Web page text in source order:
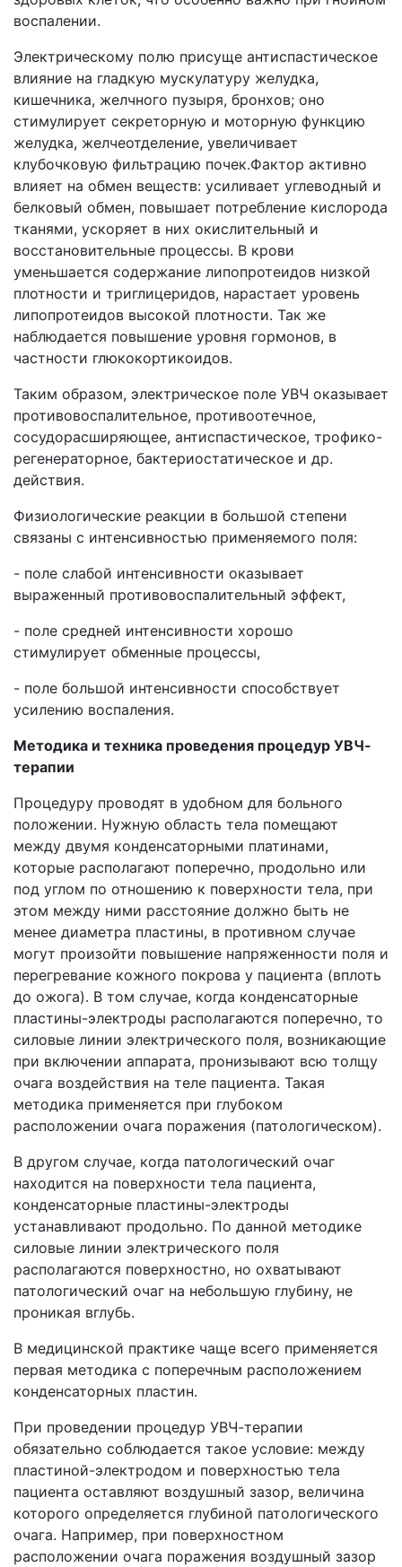
воспалении.
Электрическому полю присуще антиспастическое
влияние на гладкую мускулатуру желудка,
кишечника, желчного пузыря, бронхов; оно
стимулирует секреторную и моторную функцию
желудка, желчеотделение, увеличивает
клубочковую фильтрацию почек.Фактор активно
влияет на обмен веществ: усиливает углеводный и
белковый обмен, повышает потребление кислорода
тканями, ускоряет в них окислительный и
восстановительные процессы. В крови
уменьшается содержание липопротеидов низкой
плотности и триглицеридов, нарастает уровень
липопротеидов высокой плотности. Так же
наблюдается повышение уровня гормонов, в
частности глюкокортикоидов.
Таким образом, электрическое поле УВЧ оказывает
противовоспалительное, противоотечное,
сосудорасширяющее, антиспастическое, трофико-
регенераторное, бактериостатическое и др.
действия.
Физиологические реакции в большой степени
связаны с интенсивностью применяемого поля:
- поле слабой интенсивности оказывает
выраженный противовоспалительный эффект,
- поле средней интенсивности хорошо
стимулирует обменные процессы,
- поле большой интенсивности способствует
усилению воспаления.
Методика и техника проведения процедур УВЧ-
терапии
Процедуру проводят в удобном для больного
положении. Нужную область тела помещают
между двумя конденсаторными платинами,
которые располагают поперечно, продольно или
под углом по отношению к поверхности тела, при
этом между ними расстояние должно быть не
менее диаметра пластины, в противном случае
могут произойти повышение напряженности поля и
перегревание кожного покрова у пациента (вплоть
до ожога). В том случае, когда конденсаторные
пластины-электроды располагаются поперечно, то
силовые линии электрического поля, возникающие
при включении аппарата, пронизывают всю толщу
очага воздействия на теле пациента. Такая
методика применяется при глубоком
расположении очага поражения (патологическом).
В другом случае, когда патологический очаг
находится на поверхности тела пациента,
конденсаторные пластины-электроды
устанавливают продольно. По данной методике
силовые линии электрического поля
располагаются поверхностно, но охватывают
патологический очаг на небольшую глубину, не
проникая вглубь.
В медицинской практике чаще всего применяется
первая методика с поперечным расположением
конденсаторных пластин.
При проведении процедур УВЧ-терапии
обязательно соблюдается такое условие: между
пластиной-электродом и поверхностью тела
пациента оставляют воздушный зазор, величина
которого определяется глубиной патологического
очага. Например, при поверхностном
расположении очага поражения воздушный зазор